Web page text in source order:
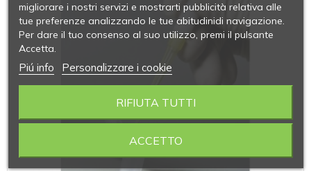
migliorare i nostri servizi e mostrarti pubblicità relativa alle
tue preferenze analizzando le tue abitudinidi navigazione.
Per dare il tuo consenso al suo utilizzo, premi il pulsante
Accetta.
Piú info Personalizzare i cookie
RIFIUTA TUTTI
ACCETTO